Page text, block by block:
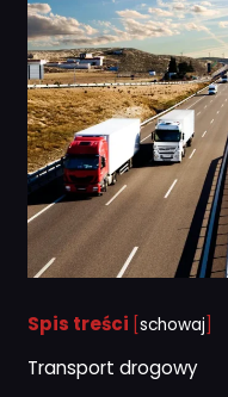
Spis treści [schowaj
Transport drogowy